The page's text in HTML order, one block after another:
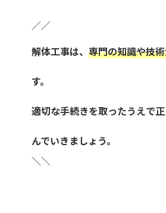
／／
解体工事は、 専門の知識や技
す。
適切な手続きを取ったうえで
んでいきましょう。
＼＼